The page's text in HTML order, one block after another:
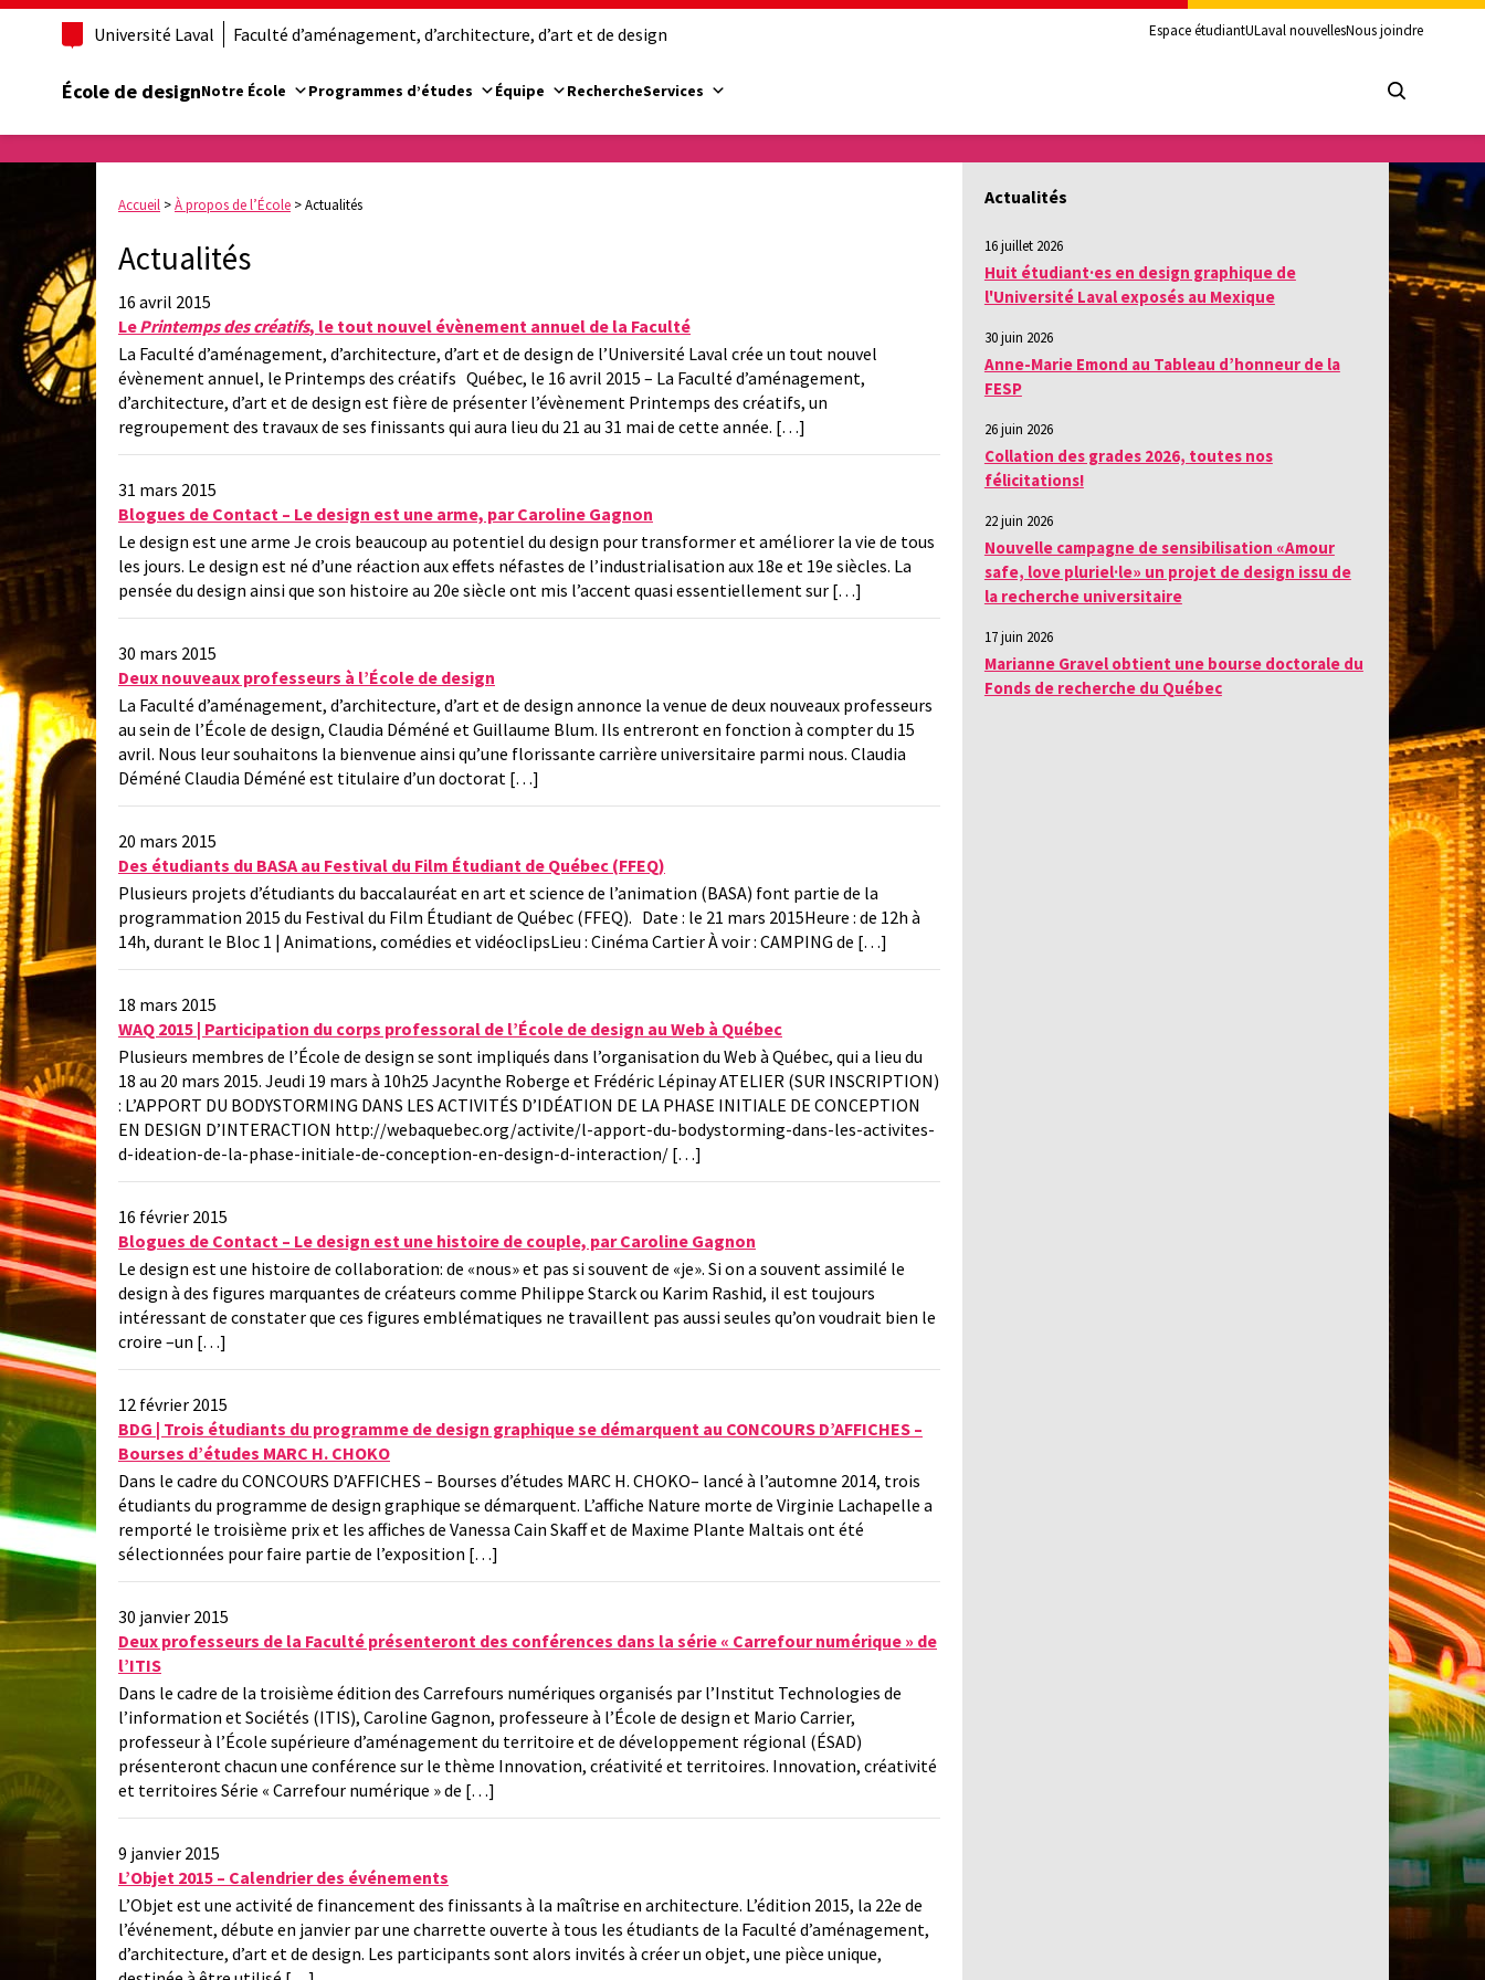
Université Laval Faculté d’aménagement, d’architecture, d’art et de design Espace étudiantULaval nouvellesNous joindre
École de designNotre École Programmes d’études Équipe RechercheServices
Accueil >À propos de l’École >Actualités
Actualités
16 avril 2015
LePrintemps des créatifs, le tout nouvel évènement annuel de la Faculté
La Faculté d’aménagement, d’architecture, d’art et de design de l’Université Laval crée un tout nouvel
évènement annuel, le Printemps des créatifs Québec, le 16 avril 2015 – La Faculté d’aménagement,
d’architecture, d’art et de design est fière de présenter l’évènement Printemps des créatifs, un
regroupement des travaux de ses finissants qui aura lieu du 21 au 31 mai de cette année. […]
31 mars 2015
Blogues de Contact – Le design est une arme, par Caroline Gagnon
Le design est une arme Je crois beaucoup au potentiel du design pour transformer et améliorer la vie de tous
les jours. Le design est né d’une réaction aux effets néfastes de l’industrialisation aux 18e et 19e siècles. La
pensée du design ainsi que son histoire au 20e siècle ont mis l’accent quasi essentiellement sur […]
30 mars 2015
Deux nouveaux professeurs à l’École de design
La Faculté d’aménagement, d’architecture, d’art et de design annonce la venue de deux nouveaux professeurs
au sein de l’École de design, Claudia Déméné et Guillaume Blum. Ils entreront en fonction à compter du 15
avril. Nous leur souhaitons la bienvenue ainsi qu’une florissante carrière universitaire parmi nous. Claudia
Déméné Claudia Déméné est titulaire d’un doctorat […]
20 mars 2015
Des étudiants du BASA au Festival du Film Étudiant de Québec (FFEQ)
Plusieurs projets d’étudiants du baccalauréat en art et science de l’animation (BASA) font partie de la
programmation 2015 du Festival du Film Étudiant de Québec (FFEQ). Date : le 21 mars 2015Heure : de 12h à
14h, durant le Bloc 1 | Animations, comédies et vidéoclipsLieu : Cinéma Cartier À voir : CAMPING de […]
18 mars 2015
WAQ 2015 | Participation du corps professoral de l’École de design au Web à Québec
Plusieurs membres de l’École de design se sont impliqués dans l’organisation du Web à Québec, qui a lieu du
18 au 20 mars 2015. Jeudi 19 mars à 10h25 Jacynthe Roberge et Frédéric Lépinay ATELIER (SUR INSCRIPTION)
: L’APPORT DU BODYSTORMING DANS LES ACTIVITÉS D’IDÉATION DE LA PHASE INITIALE DE CONCEPTION
EN DESIGN D’INTERACTION http://webaquebec.org/activite/l-apport-du-bodystorming-dans-les-activites-
d-ideation-de-la-phase-initiale-de-conception-en-design-d-interaction/ […]
16 février 2015
Blogues de Contact – Le design est une histoire de couple, par Caroline Gagnon
Le design est une histoire de collaboration: de «nous» et pas si souvent de «je». Si on a souvent assimilé le
design à des figures marquantes de créateurs comme Philippe Starck ou Karim Rashid, il est toujours
intéressant de constater que ces figures emblématiques ne travaillent pas aussi seules qu’on voudrait bien le
croire –un […]
12 février 2015
BDG | Trois étudiants du programme de design graphique se démarquent au CONCOURS D’AFFICHES –
Bourses d’études MARC H. CHOKO
Dans le cadre du CONCOURS D’AFFICHES – Bourses d’études MARC H. CHOKO– lancé à l’automne 2014, trois
étudiants du programme de design graphique se démarquent. L’affiche Nature morte de Virginie Lachapelle a
remporté le troisième prix et les affiches de Vanessa Cain Skaff et de Maxime Plante Maltais ont été
sélectionnées pour faire partie de l’exposition […]
30 janvier 2015
Deux professeurs de la Faculté présenteront des conférences dans la série « Carrefour numérique » de
l’ITIS
Dans le cadre de la troisième édition des Carrefours numériques organisés par l’Institut Technologies de
l’information et Sociétés (ITIS), Caroline Gagnon, professeure à l’École de design et Mario Carrier,
professeur à l’École supérieure d’aménagement du territoire et de développement régional (ÉSAD)
présenteront chacun une conférence sur le thème Innovation, créativité et territoires. Innovation, créativité
et territoires Série « Carrefour numérique » de […]
9 janvier 2015
L’Objet 2015 – Calendrier des événements
L’Objet est une activité de financement des finissants à la maîtrise en architecture. L’édition 2015, la 22e de
l’événement, débute en janvier par une charrette ouverte à tous les étudiants de la Faculté d’aménagement,
d’architecture, d’art et de design. Les participants sont alors invités à créer un objet, une pièce unique,
Actualités
16 juillet 2026
Huit étudiant·es en design graphique de
l'Université Laval exposés au Mexique
30 juin 2026
Anne-Marie Emond au Tableau d’honneur de la
FESP
26 juin 2026
Collation des grades 2026, toutes nos
félicitations!
22 juin 2026
Nouvelle campagne de sensibilisation «Amour
safe, love pluriel·le» un projet de design issu de
la recherche universitaire
17 juin 2026
Marianne Gravel obtient une bourse doctorale du
Fonds de recherche du Québec